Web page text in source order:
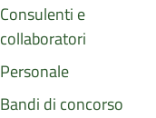
Consulenti e
collaboratori
Personale
Bandi di concorso